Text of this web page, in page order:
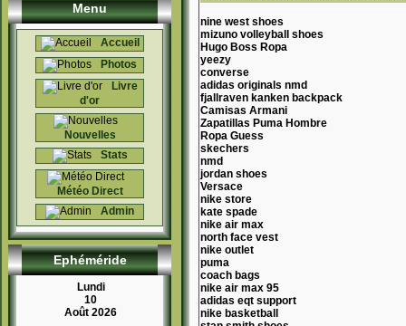
Menu
Accueil
Photos
Livre
d'or
Nouvelles
Stats
Météo Direct
Admin
Ephéméride
Lundi
10
Août 2026
nine west shoes
mizuno volleyball shoes
Hugo Boss Ropa
yeezy
converse
adidas originals nmd
fjallraven kanken backpack
Camisas Armani
Zapatillas Puma Hombre
Ropa Guess
skechers
nmd
jordan shoes
Versace
nike store
kate spade
nike air max
north face vest
nike outlet
puma
coach bags
nike air max 95
adidas eqt support
nike basketball